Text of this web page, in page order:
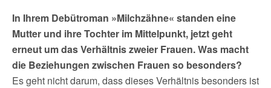
In Ihrem Debütroman »Milchzähne« standen eine
Mutter und ihre Tochter im Mittelpunkt, jetzt geht
erneut um das Verhältnis zweier Frauen. Was macht
die Beziehungen zwischen Frauen so besonders?
Es geht nicht darum, dass dieses Verhältnis besonders ist